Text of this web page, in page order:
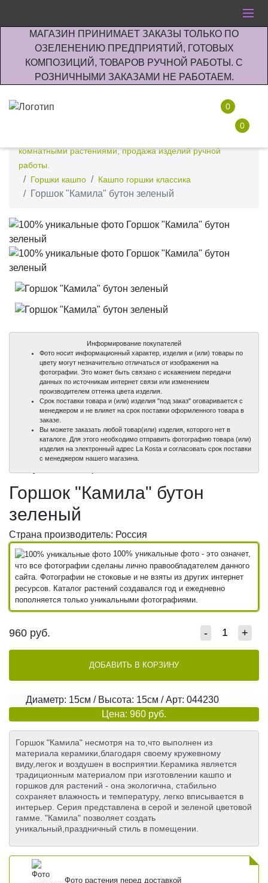
МАГАЗИН ПРИНИМАЕТ ЗАКАЗЫ ТОЛЬКО ПО
ОЗЕЛЕНЕНИЮ ПРЕДПРИЯТИЙ, ГОТОВЫХ
КОМПОЗИЦИЙ, ТОВАРОВ РУЧНОЙ РАБОТЫ. С
РОЗНИЧНЫМИ ЗАКАЗАМИ НЕ РАБОТАЕМ.
0
0
комнатными растениями, продажа изделий ручной
работы.
Горшки кашпо
Кашпо горшки классика
Горшок "Камила" бутон зеленый
100%
100%
Информирование покупателей
Фото носит информационный характер, изделия и (или) товары по
цвету могут незначительно отличаться от изображения на
фотографии. Это может быть связано с искажением передачи
данных по источникам интернет связи или изменением
производителем оттенка цвета изделия.
Срок поставки товара и (или) изделия "под заказ" оговаривается с
менеджером и не влияет на срок поставки оформленного товара в
заказе.
Вы можете заказать любой товар(или) изделия, которого нет в
каталоге. Для этого необходимо отправить фотографию товара (или)
изделия на электронный адрес La Kosta и согласовать срок поставки
с менеджером нашего магазина.
Горшок "Камила" бутон
зеленый
Страна производитель: Россия
100% уникальные фото - это означет,
что все фотографии сделаны лично правообладателем данного
сайта. Фотографии не стоковые и не взяты из других интернет
ресурсов. Каталог растений создавался год и ежедневно
пополняется только уникальными фотографиями.
960 руб. - +
ДОБАВИТЬ В КОРЗИНУ
Диаметр: 15см / Высота: 15см / Арт: 044230
Цена: 960 руб.
Горшок "Камила" несмотря на то,что выполнен из
материала керамики,благодаря своему кружевному
виду,легок и воздушен в восприятии.Керамика является
традиционным материалом при изготовлении кашпо и
горшков для растений - она экологична, стабильно
сохраняет влажность и температуру, легко вписывается в
интерьер. Серия представлена в серой и зеленой цветовой
гамме. "Камила" позволяет создать
уникальный,праздничный стиль в помещении.
Фото растения перед доставкой